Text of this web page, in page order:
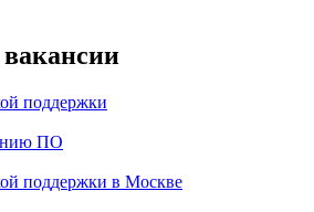
поддержки
ПО
поддержки в Москве